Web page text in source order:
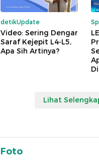
detikUpdate
Video: Sering Dengar
Saraf Kejepit L4-L5,
Apa Sih Artinya?
Lihat
Foto